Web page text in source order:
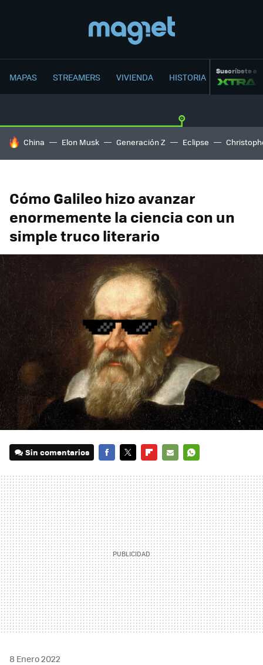
MAPAS STREAMERS VIVIENDA HISTORIA Suscríbete a
HOY SE HABLA DE
China Elon Musk Generación Z Eclipse
Cómo Galileo hizo avanzar
enormemente la ciencia con un
simple truco literario
Sin comentarios
MAIL
8 Enero 2022